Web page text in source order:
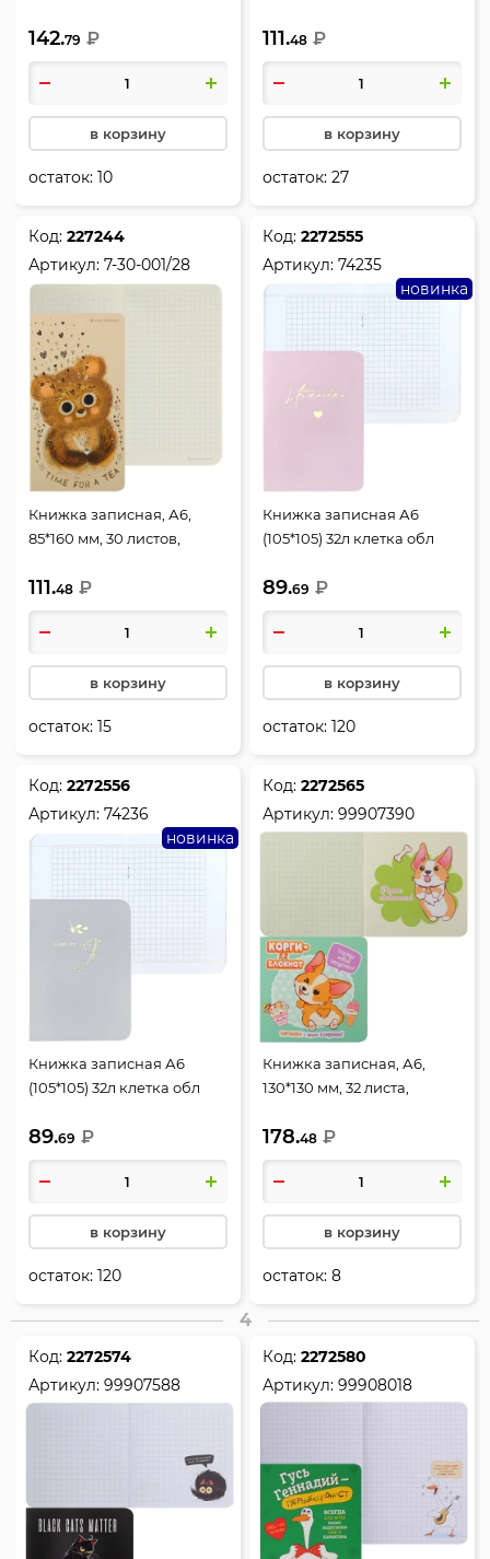
мелованный картон,
Котик лижет лапки,
КисуНЯ, КоНТЭНТ
142.79 ₽
в корзину
остаток:10
мелованный картон,
Ирисы, BrunoVisconti, 7-
30-001/25
111.48 ₽
в корзину
остаток:27
Код:227244
Артикул:7-30-001/28
Книжка записная, А6,
85*160 мм, 30 листов,
мелованный картон,
Медвежонок, Love me,
BrunoVisconti, 7-30-001/28
111.48 ₽
в корзину
остаток:15
Код:2272555
Артикул:74235
новинка
Книжка записная А6
(105*105) 32л клетка обл
себе нежность 74235
89.69 ₽
в корзину
остаток:120
Код:2272556
Артикул:74236
новинка
Книжка записная А6
(105*105) 32л клетка обл
дел: Я 74236
89.69 ₽
в корзину
остаток:120
Код:2272565
Артикул:99907390
Книжка записная, А6,
130*130 мм, 32 листа,
мелованный картон,
Корги-2, КоНТЭНТ,
99907390
178.48 ₽
в корзину
остаток:8
4
Код:2272574
Артикул:99907588
Код:2272580
Артикул:99908018